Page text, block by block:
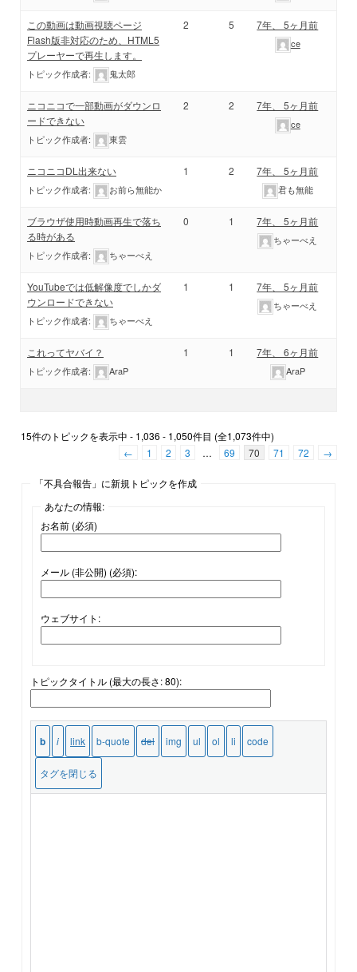
この動画は動画視聴ページ
Flash版非対応のため、HTML5
プレーヤーで再生します。
トピック作成者: 鬼太郎
2 5 7年、 5ヶ月前
ce
ニコニコで一部動画がダウンロ
ードできない
トピック作成者: 東雲
2 2 7年、 5ヶ月前
ce
ニコニコDL出来ない
トピック作成者: お前ら無能か
1 2 7年、 5ヶ月前
君も無能
ブラウザ使用時動画再生で落ち
る時がある
トピック作成者: ちゃーべえ
0 1 7年、 5ヶ月前
ちゃーべえ
YouTubeでは低解像度でしかダ
ウンロードできない
トピック作成者: ちゃーべえ
1 1 7年、 5ヶ月前
ちゃーべえ
これってヤバイ？
トピック作成者: AraP
1 1 7年、 6ヶ月前
AraP
15件のトピックを表示中 - 1,036 - 1,050件目 (全1,073件中)
←
1 2 3 … 69 70 71 72 →
「不具合報告」に新規トピックを作成
あなたの情報:
お名前 (必須)
メール (非公開) (必須):
ウェブサイト:
トピックタイトル (最大の長さ: 80):